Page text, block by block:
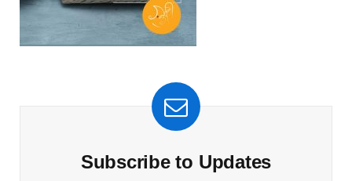
Subscribe to Updates